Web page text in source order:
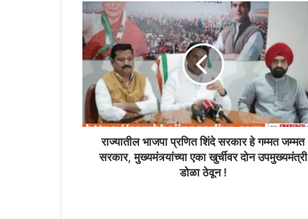
राज्यातील
भाजपा
प्रणित
शिंदे
सरकार
गम्मत
जम्मत
सरकार, मुख्यमंत्र्यांच्या
खुर्चीवर
राज्यातील भाजपा प्रणित शिंदे सरकार हे गम्मत जम्मत
सरकार, मुख्यमंत्र्यांच्या एका खुर्चीवर दोन उपमुख्यमंत्री
डोळा ठेवून !